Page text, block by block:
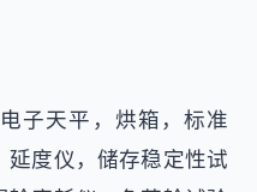
子天平，烘箱，标准
度仪，储存稳定性试